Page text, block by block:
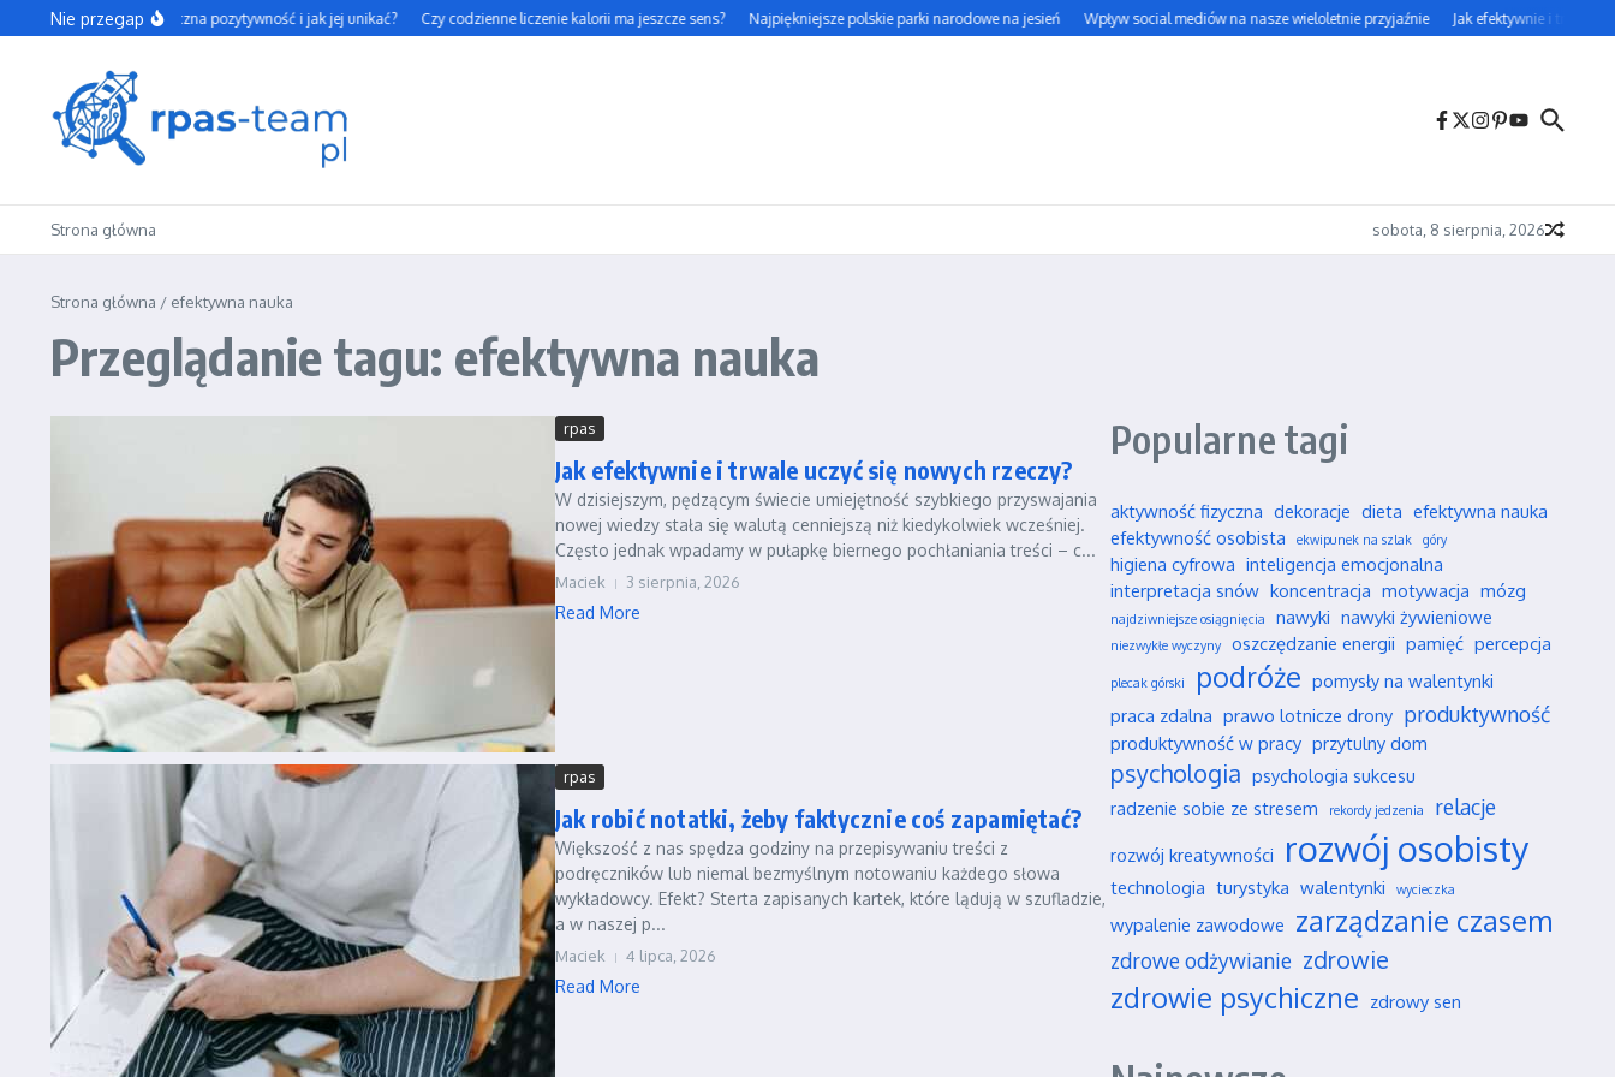
Przejdź do treści
Nie przegap
Czym jest toksyczna pozytywność i jak jej unikać? Czy codzienne liczenie kalorii ma jeszcze sens? Najpiękniejsze polskie parki narodowe na jesień Wpływ social mediów na nasze wieloletnie przyjaźnie Jak efektywnie i trwale
Strona główna sobota, 8 sierpnia, 2026
Strona główna / efektywna nauka
Przeglądanie tagu: efektywna nauka
rpas
Jak efektywnie i trwale uczyć się nowych rzeczy?
W dzisiejszym, pędzącym świecie umiejętność szybkiego przyswajania
nowej wiedzy stała się walutą cenniejszą niż kiedykolwiek wcześniej.
Często jednak wpadamy w pułapkę biernego pochłaniania treści – c...
Maciek 3 sierpnia, 2026
Read More
rpas
Jak robić notatki, żeby faktycznie coś zapamiętać?
Większość z nas spędza godziny na przepisywaniu treści z
podręczników lub niemal bezmyślnym notowaniu każdego słowa
wykładowcy. Efekt? Sterta zapisanych kartek, które lądują w szufladzie,
a w naszej p...
Maciek 4 lipca, 2026
Read More
Popularne tagi
aktywność fizyczna dekoracje dieta efektywna nauka
efektywność osobista
ekwipunek na szlak góry
higiena cyfrowa inteligencja emocjonalna
interpretacja snów koncentracja motywacja mózg
najdziwniejsze osiągnięcia nawyki nawyki żywieniowe
niezwykłe wyczyny oszczędzanie energii pamięć percepcja
plecak górski podróże pomysły na walentynki
praca zdalna prawo lotnicze drony produktywność
produktywność w pracy przytulny dom
psychologia psychologia sukcesu
radzenie sobie ze stresem
rekordy jedzenia relacje
rozwój kreatywności rozwój osobisty
technologia turystyka walentynki wycieczka
wypalenie zawodowe zarządzanie czasem
zdrowe odżywianie zdrowie
zdrowie psychiczne zdrowy sen